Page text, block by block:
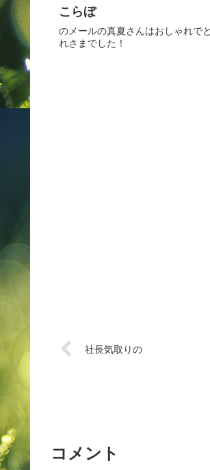
こらぼ
のメールの真夏さんはおしゃれで
れさまでした！
社長気取りの
コメント